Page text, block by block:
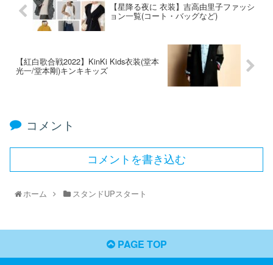
【星降る夜に 衣装】吉高由里子ファッシ
ョン一覧(コート・バッグなど)
【紅白歌合戦2022】KinKi Kids衣装(堂本
光一/堂本剛)キンキキッズ
コメント
コメントを書き込む
ホーム スタンドUPスタート
PAGE TOP